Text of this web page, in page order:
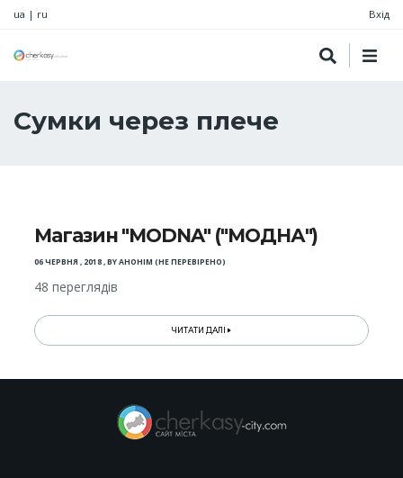
ua | ru Вхід
Сумки через плече
Магазин "MODNA" ("МОДНА")
06 ЧЕРВНЯ , 2018,BYАНОНІМ (НЕ ПЕРЕВІРЕНО)
48 переглядів
ЧИТАТИ ДАЛІ